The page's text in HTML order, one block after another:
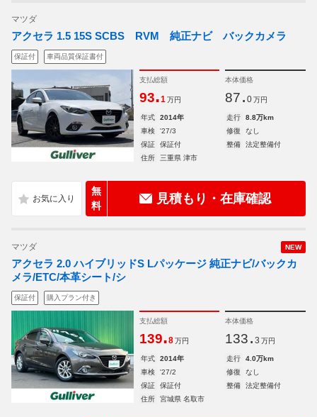
マツダ
アクセラ 1.5 15S SCBS RVM 純正ナビ バックカメラ
保証付 車両品質保証書付
支払総額
93.1 万円
本体価格
87. 0 万円
年式 2014年 走行
8.8万km
車検
'27/3 修復
なし
保証
保証付 整備
法定整備付
住所
三重県 津市
無
料
見積もり・在庫確認
NEW
マツダ
アクセラ 2.0 ハイブリッドS Lパッケージ 純正ナビ/バックカ
メラ/ETC/本革シート/シ
保証付 購入プラン付き
支払総額
139.8 万円
本体価格
133. 3 万円
年式 2014年 走行
4.0万km
車検
'27/2 修復
なし
保証
保証付 整備
法定整備付
住所
宮城県 名取市